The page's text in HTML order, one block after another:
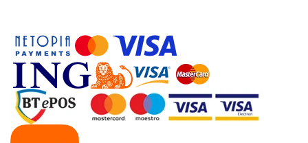
Placi de retea
Conectori & mufe retea
Rack-uri & accesorii rack
Patch panel-uri
Injectoare PoE